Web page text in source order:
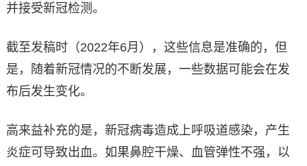
并接受新冠检测。
截至发稿时（2022年6月），这些信息是准确的，但
是，随着新冠情况的不断发展，一些数据可能会在发
布后发生变化。
高来益补充的是，新冠病毒造成上呼吸道感染，产生
炎症可导致出血。如果鼻腔干燥、血管弹性不强，以